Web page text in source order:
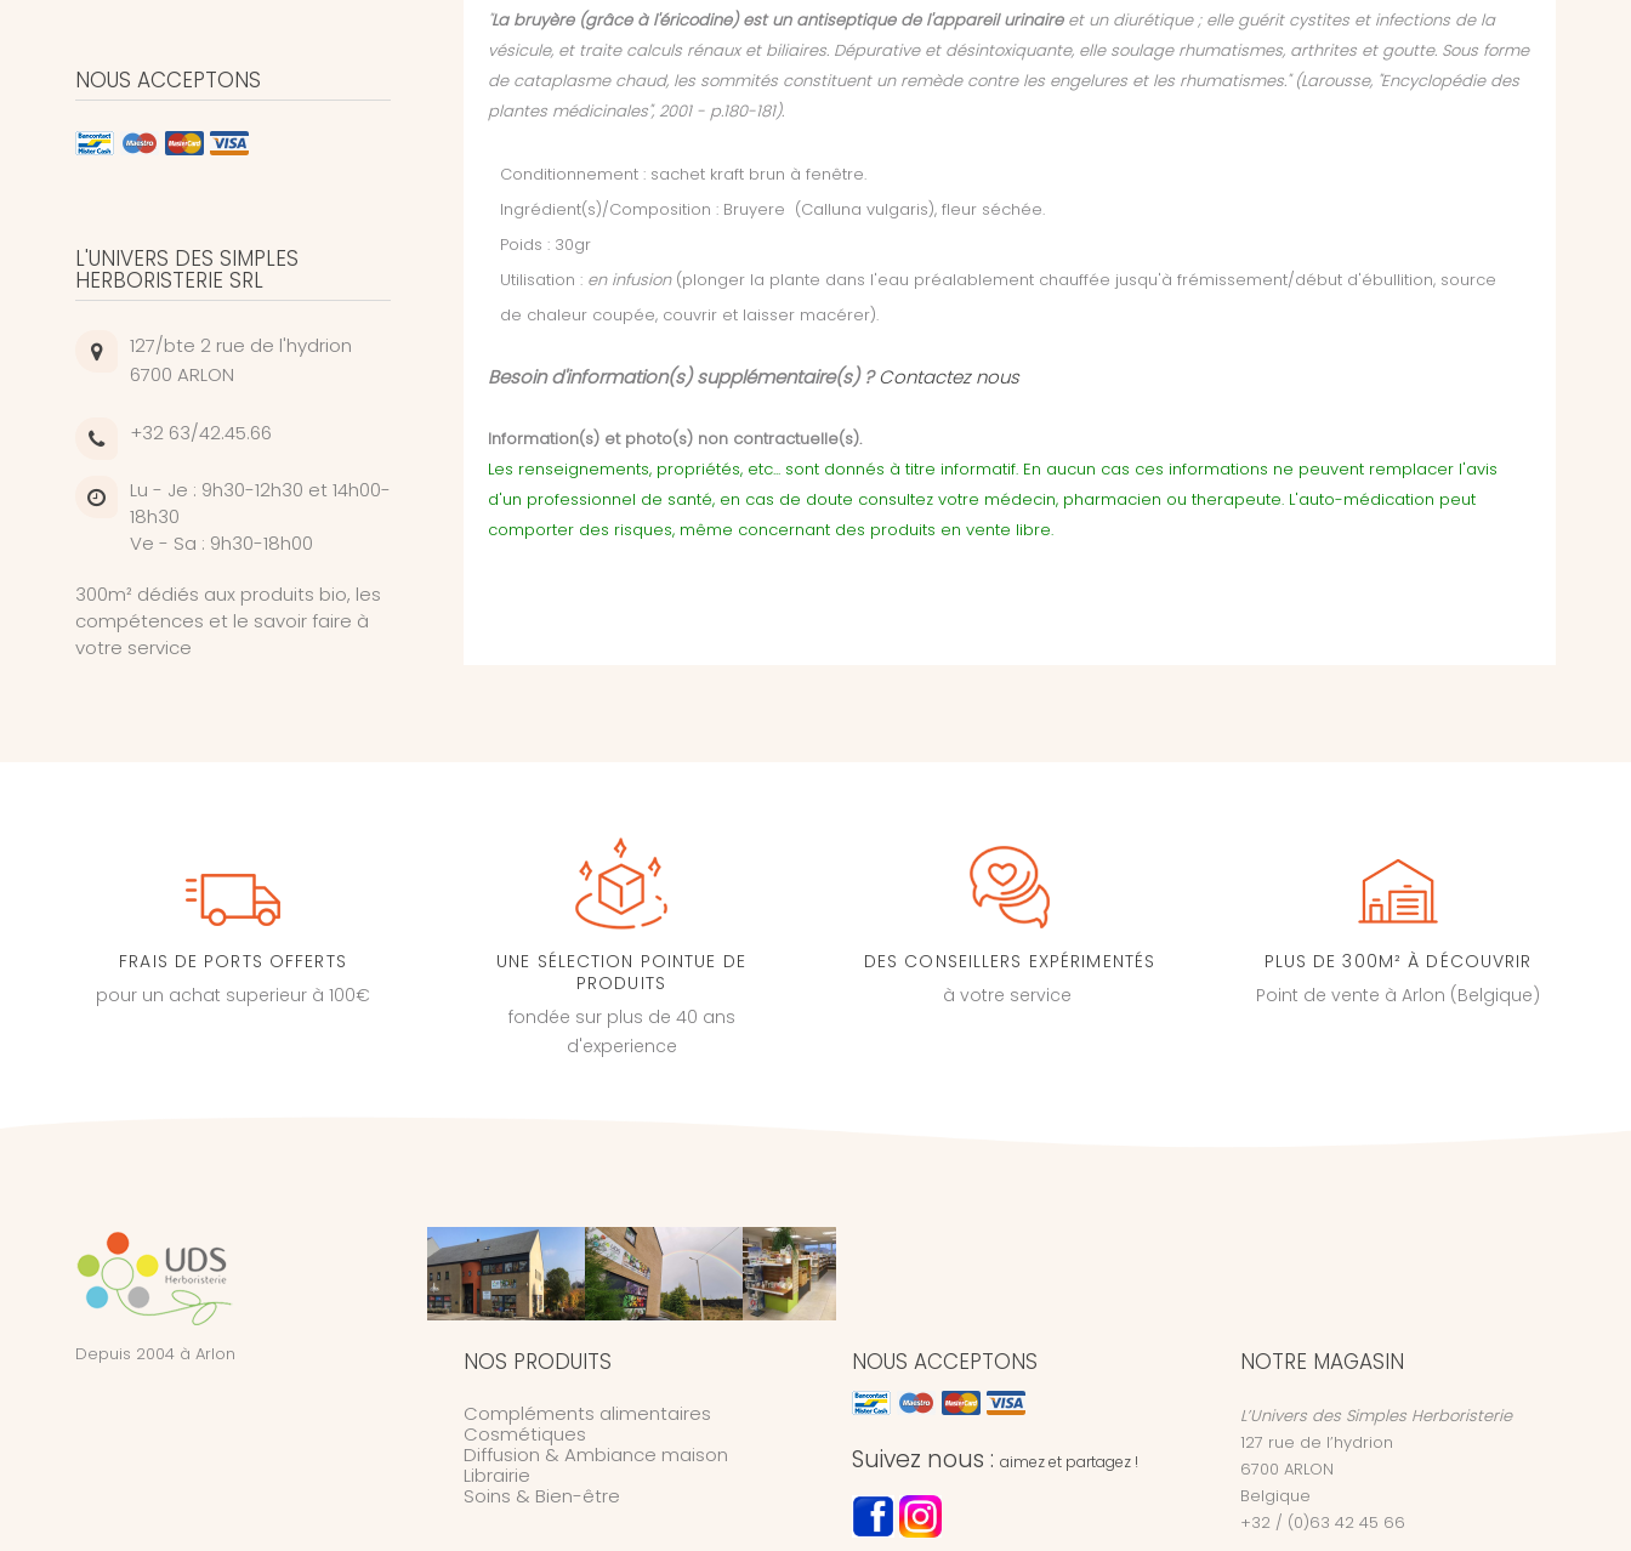
"La bruyère (grâce à l'éricodine) est un antiseptique de l'appareil urinaireet un diurétique ; elle guérit cystites et infections de la
vésicule, et traite calculs rénaux et biliaires. Dépurative et désintoxiquante, elle soulage rhumatismes, arthrites et goutte. Sous forme
de cataplasme chaud, les sommités constituent un remède contre les engelures et les rhumatismes."(Larousse, "Encyclopédie des
plantes médicinales", 2001 - p.180-181).
Conditionnement : sachet kraft brun à fenêtre.
Ingrédient(s)/Composition : Bruyere (Calluna vulgaris), fleur séchée.
Poids : 30gr
Utilisation : en infusion(plonger la plante dans l'eau préalablement chauffée jusqu'à frémissement/début d'ébullition, source
de chaleur coupée, couvrir et laisser macérer).
Besoin d'information(s) supplémentaire(s) ?Contactez nous
Information(s) et photo(s) non contractuelle(s).
Les renseignements, propriétés, etc... sont donnés à titre informatif. En aucun cas ces informations ne peuvent remplacer l'avis
d'un professionnel de santé, en cas de doute consultez votre médecin, pharmacien ou therapeute. L'auto-médication peut
comporter des risques, même concernant des produits en vente libre.
NOUS ACCEPTONS
L'UNIVERS DES SIMPLES
HERBORISTERIE SRL
127/bte 2 rue de l'hydrion
6700 ARLON
+32 63/42.45.66
Lu - Je : 9h30-12h30 et 14h00-
18h30
Ve - Sa : 9h30-18h00
300m² dédiés aux produits bio, les
compétences et le savoir faire à
votre service
FRAIS DE PORTS OFFERTS
pour un achat superieur à 100€
UNE SÉLECTION POINTUE DE
PRODUITS
fondée sur plus de 40 ans
d'experience
DES CONSEILLERS EXPÉRIMENTÉS
à votre service
PLUS DE 300M² À DÉCOUVRIR
Point de vente à Arlon (Belgique)
Depuis 2004 à Arlon NOS PRODUITS
Compléments alimentaires
Cosmétiques
Diffusion & Ambiance maison
Librairie
Soins & Bien-être
NOUS ACCEPTONS
Suivez nous : aimez et partagez !
NOTRE MAGASIN
L’Univers des Simples Herboristerie
127 rue de l’hydrion
6700 ARLON
Belgique
+32 / (0)63 42 45 66